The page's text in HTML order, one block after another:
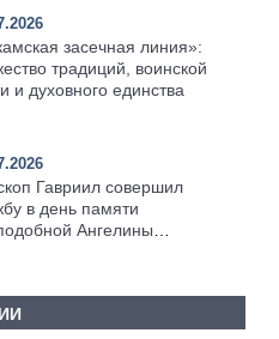
засечная линия»:
традиций, воинской
и духовного единства
Гавриил совершил
в день памяти
Ангелины